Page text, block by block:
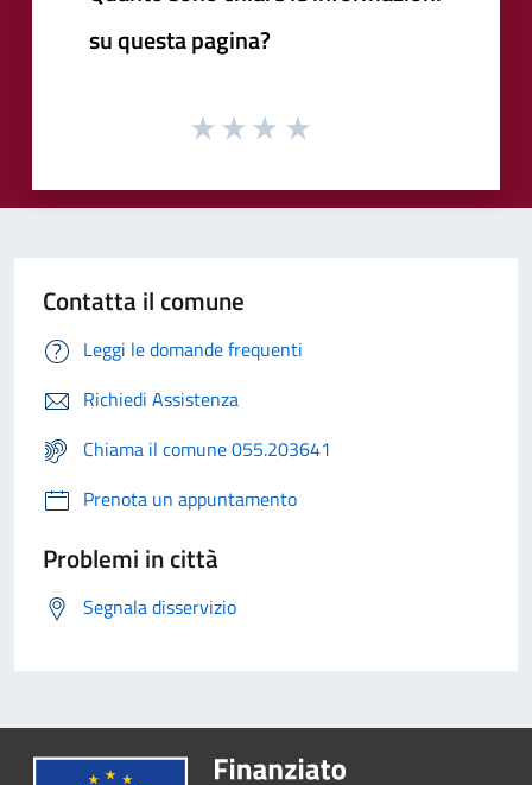
su questa pagina?
Contatta il comune
Leggi le domande frequenti
Richiedi Assistenza
Chiama il comune 055.203641
Prenota un appuntamento
Problemi in città
Segnala disservizio